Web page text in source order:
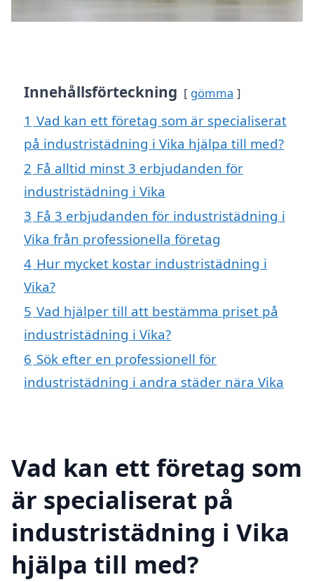
Innehållsförteckning gömma
1 Vad kan ett företag som är specialiserat
på industristädning i Vika hjälpa till med?
2 Få alltid minst 3 erbjudanden för
industristädning i Vika
3 Få 3 erbjudanden för industristädning i
Vika från professionella företag
4 Hur mycket kostar industristädning i
Vika?
5 Vad hjälper till att bestämma priset på
industristädning i Vika?
6 Sök efter en professionell för
industristädning i andra städer nära Vika
Vad kan ett företag som
är specialiserat på
industristädning i Vika
hjälpa till med?